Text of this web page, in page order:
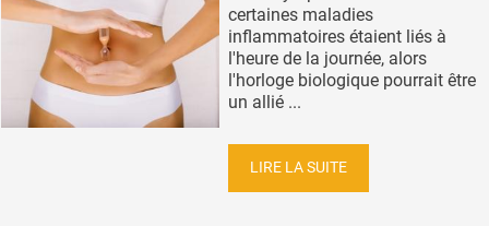
certaines maladies
inflammatoires étaient liés à
l'heure de la journée, alors
l'horloge biologique pourrait être
un allié ...
LIRE LA SUITE